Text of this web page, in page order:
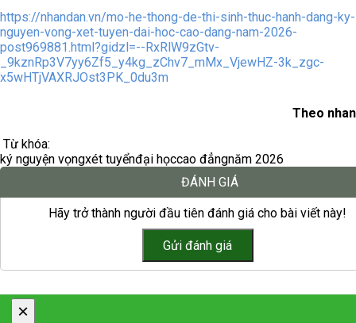
https://nhandan.vn/mo-he-thong-de-thi-sinh-thuc-hanh-dang-ky-
nguyen-vong-xet-tuyen-dai-hoc-cao-dang-nam-2026-
post969881.html?gidzl=--RxRlW9zGtv-
_9kznRp3V7yy6Zf5_y4kg_zChv7_mMx_VjewHZ-3k_zgc-
x5wHTjVAXRJOst3PK_0du3m
Theo
Từ khóa:
ký nguyện vọngxét tuyểnđại họccao đẳngnăm 2026
ĐÁNH GIÁ
Hãy trở thành người đầu tiên đánh giá cho bài viết này!
×